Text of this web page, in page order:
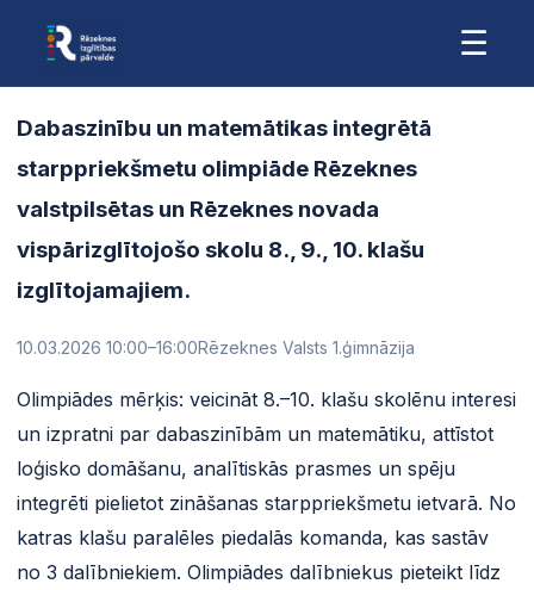
☰
Dabaszinību un matemātikas integrētā
starppriekšmetu olimpiāde Rēzeknes
valstpilsētas un Rēzeknes novada
vispārizglītojošo skolu 8., 9., 10. klašu
izglītojamajiem.
10.03.2026 10:00–16:00Rēzeknes Valsts 1.ģimnāzija
Olimpiādes mērķis: veicināt 8.–10. klašu skolēnu interesi
un izpratni par dabaszinībām un matemātiku, attīstot
loģisko domāšanu, analītiskās prasmes un spēju
integrēti pielietot zināšanas starppriekšmetu ietvarā. No
katras klašu paralēles piedalās komanda, kas sastāv
no 3 dalībniekiem. Olimpiādes dalībniekus pieteikt līdz